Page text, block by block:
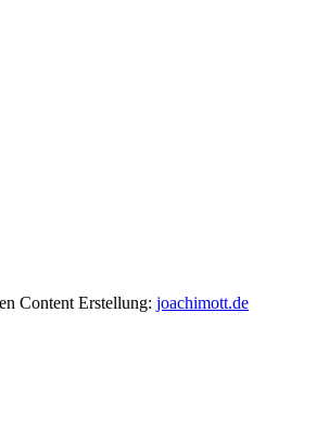
Content Erstellung: joachimott.de